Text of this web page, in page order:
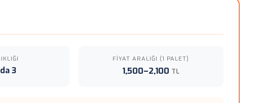
3
FIYAT ARALIĞI (1 PALET)
1,500–2,100 TL